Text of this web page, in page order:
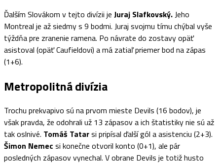
Ďalším Slovákom v tejto divízii je Juraj Slafkovský. Jeho
Montreal je až siedmy s 9 bodmi. Juraj svojmu tímu chýbal vyše
týždňa pre zranenie ramena. Po návrate do zostavy opäť
asistoval (opäť Caufieldovi) a má zatiaľ priemer bod na zápas
(1+6).
Metropolitná divízia
Trochu prekvapivo sú na prvom mieste Devils (16 bodov), je
však pravda, že odohrali už 13 zápasov a ich štatistiky nie sú až
tak oslnivé. Tomáš Tatarsi pripísal ďalší gól a asistenciu (2+3).
Šimon Nemec si konečne otvoril konto (0+1), ale pár
posledných zápasov vynechal. V obrane Devils je totiž husto